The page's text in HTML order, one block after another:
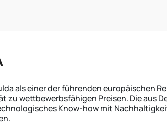
als einer der führenden europäischen
zu wettbewerbsfähigen Preisen. Die aus
Know-how mit